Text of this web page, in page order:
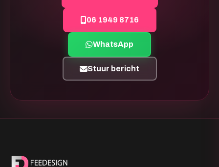
06 1949 8716
WhatsApp
Stuur bericht